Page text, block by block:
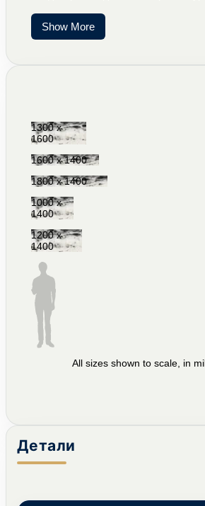
Show More
1300 x
1600
1600 x 1400
1800 x 1400
1000 x
1400
1200 x
1400
All sizes shown to scale, in
Детали